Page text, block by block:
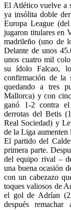
El Atlético vuelve a
ya insólita doble
Europa League
jugaron titulares en
madrileño (uno de
Delante de unos
unos cuatro mil
su ídolo Falcao,
confirmación de la
quedando a tres
Mallorca) y con
ganó 1-2 contra el
derrotas del Betis
Real Sociedad) y
de la Liga aumenten
El partido del
primera parte.
del equipo rival –
una buena ocasión
con un cabezazo
toques valiosos de
el gol de Adrían
después